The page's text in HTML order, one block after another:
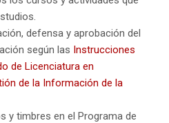
defensa y aprobación del
según las Instrucciones
de Licenciatura en
de la Información de la
y timbres en el Programa de